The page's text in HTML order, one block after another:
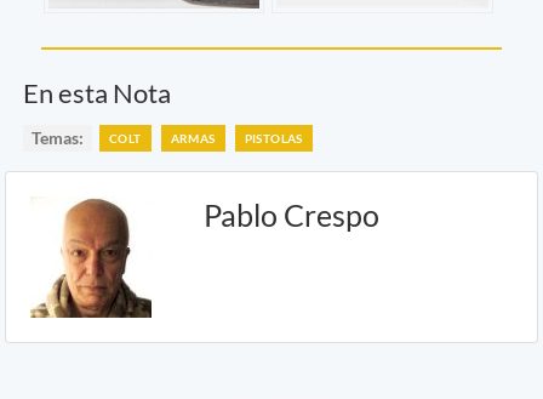
En esta Nota
Temas: COLT ARMAS PISTOLAS
Pablo Crespo